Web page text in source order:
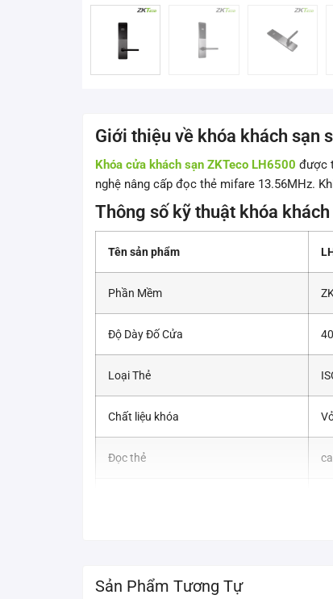
Giới thiệu về khóa khách sạn
Khóa cửa khách sạn ZKTeco LH6500 được
nghệ nâng cấp đọc thẻ mifare 13.56MHz.
Thông số kỹ thuật khóa
Tên sản phẩm
Phần Mềm
Độ Dày Đố Cửa
Loại Thẻ
Chất liệu khóa
Đọc thẻ
Mortise tiêu chuẩn Hoa Kỳ với 5 chốt
Sản Phẩm Tương Tự